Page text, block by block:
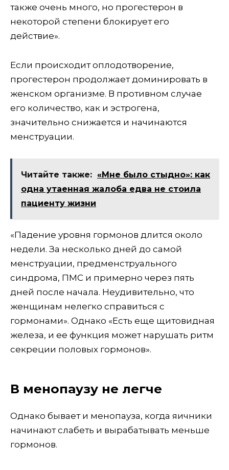
также очень много, но прогестерон в
некоторой степени блокирует его
действие».
Если происходит оплодотворение,
прогестерон продолжает доминировать в
женском организме. В противном случае
его количество, как и эстрогена,
значительно снижается и начинаются
менструации.
Читайте также: «Мне было стыдно»: как
одна утаенная жалоба едва не стоила
пациенту жизни
«Падение уровня гормонов длится около
недели. За несколько дней до самой
менструации, предменструального
синдрома, ПМС и примерно через пять
дней после начала. Неудивительно, что
женщинам нелегко справиться с
гормонами». Однако «Есть еще щитовидная
железа, и ее функция может нарушать ритм
секреции половых гормонов».
В менопаузу не легче
Однако бывает и менопауза, когда яичники
начинают слабеть и вырабатывать меньше
гормонов.